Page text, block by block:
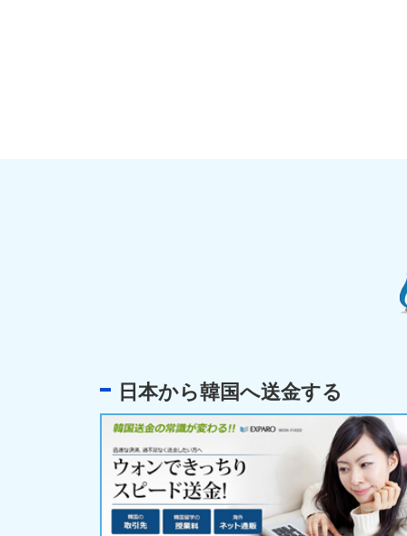
日本から韓国へ送金する